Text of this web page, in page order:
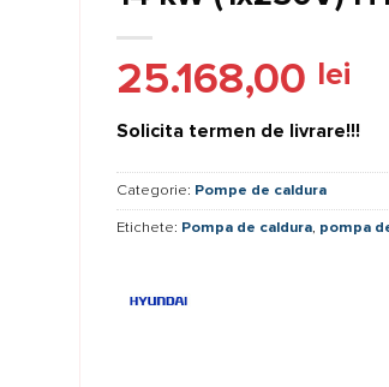
25.168,00 lei
Solicita termen de livrare!!!
Categorie: Pompe de caldura
Etichete: Pompa de caldura, pompa